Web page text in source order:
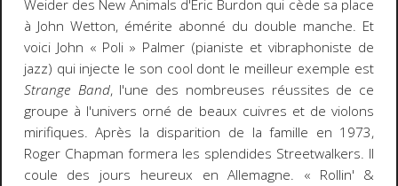
Weider des New Animals d'Eric Burdon qui cède sa place
à John Wetton, émérite abonné du double manche. Et
voici John « Poli » Palmer (pianiste et vibraphoniste de
jazz) qui injecte le son cool dont le meilleur exemple est
Strange Band, l'une des nombreuses réussites de ce
groupe à l'univers orné de beaux cuivres et de violons
mirifiques. Après la disparition de la famille en 1973,
Roger Chapman formera les splendides Streetwalkers. Il
coule des jours heureux en Allemagne. « Rollin' &